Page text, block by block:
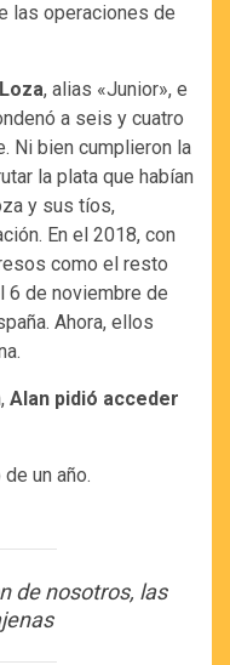
las operaciones de
, alias «Junior», e
a seis y cuatro
Ni bien cumplieron la
la plata que habían
y sus tíos,
En el 2018, con
como el resto
6 de noviembre de
Ahora, ellos
Alan pidió acceder
un año.
de nosotros, las